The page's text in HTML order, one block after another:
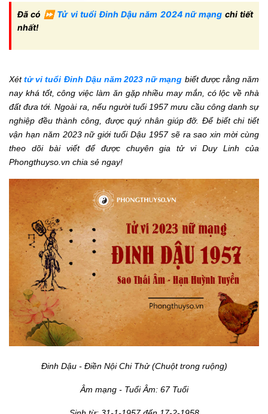
Đã có ⏩Tử vi tuổi Đinh Dậu năm 2024 nữ mạng chi tiết
nhất!
Xéttử vi tuổi Đinh Dậu năm 2023 nữ mạng biết được rằng năm
nay khá tốt, công việc làm ăn gặp nhiều may mắn, có lộc về nhà
đất đưa tới. Ngoài ra, nếu người tuổi 1957 mưu cầu công danh sự
nghiệp đều thành công, được quý nhân giúp đỡ. Để biết chi tiết
vận hạn năm 2023 nữ giới tuổi Dậu 1957 sẽ ra sao xin mời cùng
theo dõi bài viết để được chuyên gia tử vi Duy Linh của
Phongthuyso.vn chia sẻ ngay!
Đinh Dậu - Điền Nội Chi Thử (Chuột trong ruộng)
Âm mạng - Tuổi Âm: 67 Tuổi